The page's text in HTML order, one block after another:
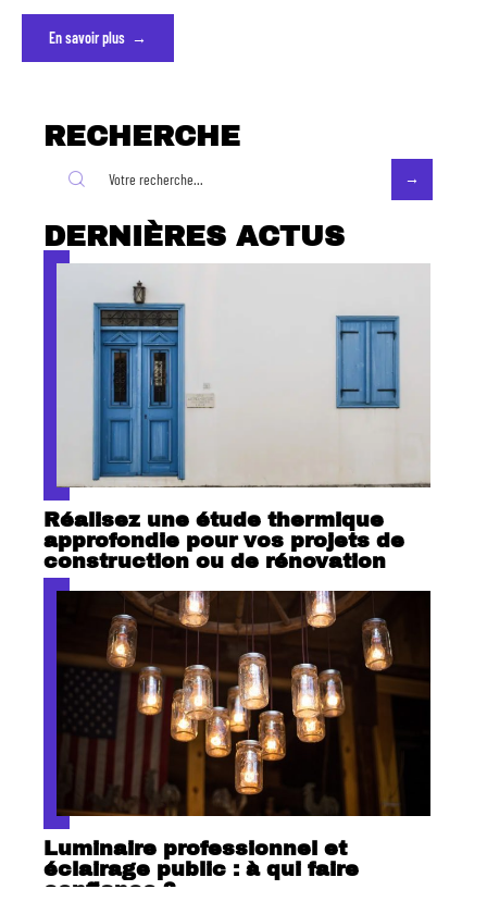
En savoir plus
RECHERCHE
DERNIÈRES ACTUS
Réalisez une étude thermique
approfondie pour vos projets de
construction ou de rénovation
Luminaire professionnel et
éclairage public : à qui faire
confiance ?